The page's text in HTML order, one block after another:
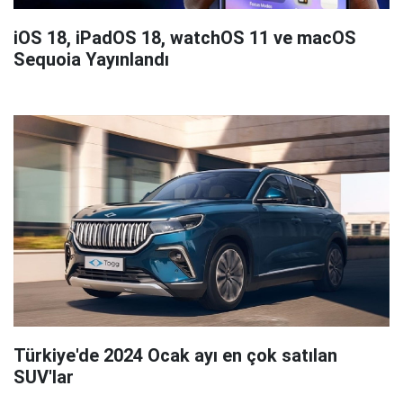
iOS 18, iPadOS 18, watchOS 11 ve macOS
Sequoia Yayınlandı
Türkiye'de 2024 Ocak ayı en çok satılan
SUV'lar